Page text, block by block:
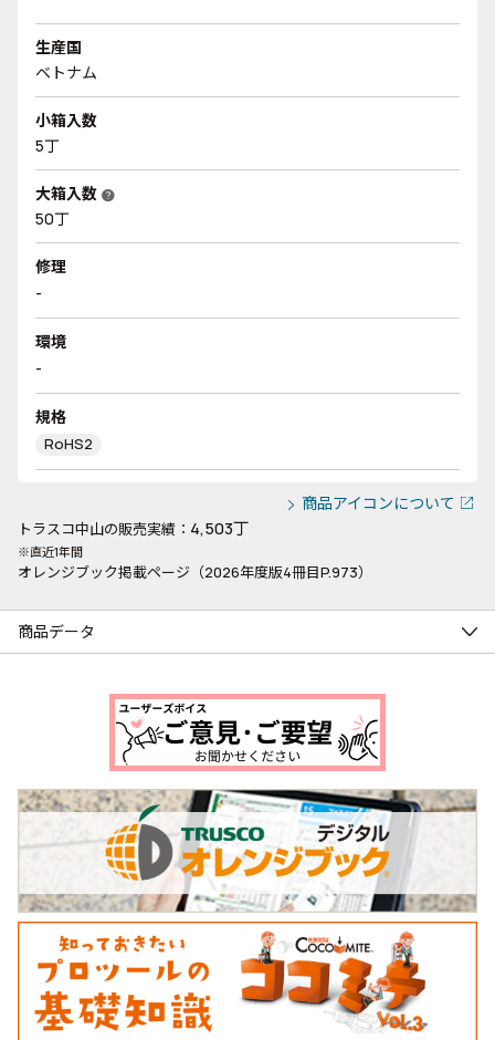
生産国
ベトナム
小箱入数
5丁
大箱入数 help
50丁
修理
-
環境
-
規格
RoHS2
商品アイコンについて
トラスコ中山の販売実績： 4,503丁
※直近1年間
オレンジブック掲載ページ（2026年度版4冊目P.973）
商品データ